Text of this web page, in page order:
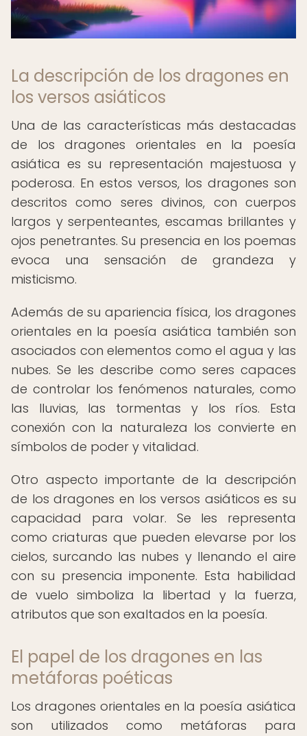
La descripción de los dragones en
los versos asiáticos
Una de las características más destacadas
de los dragones orientales en la poesía
asiática es su representación majestuosa y
poderosa. En estos versos, los dragones son
descritos como seres divinos, con cuerpos
largos y serpenteantes, escamas brillantes y
ojos penetrantes. Su presencia en los poemas
evoca una sensación de grandeza y
misticismo.
Además de su apariencia física, los dragones
orientales en la poesía asiática también son
asociados con elementos como el agua y las
nubes. Se les describe como seres capaces
de controlar los fenómenos naturales, como
las lluvias, las tormentas y los ríos. Esta
conexión con la naturaleza los convierte en
símbolos de poder y vitalidad.
Otro aspecto importante de la descripción
de los dragones en los versos asiáticos es su
capacidad para volar. Se les representa
como criaturas que pueden elevarse por los
cielos, surcando las nubes y llenando el aire
con su presencia imponente. Esta habilidad
de vuelo simboliza la libertad y la fuerza,
atributos que son exaltados en la poesía.
El papel de los dragones en las
metáforas poéticas
Los dragones orientales en la poesía asiática
son utilizados como metáforas para